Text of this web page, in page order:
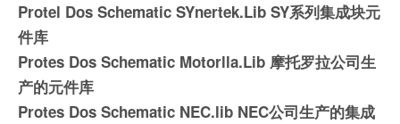
Protel Dos Schematic SYnertek.Lib SY系列集成块元
件库
Protes Dos Schematic Motorlla.Lib 摩托罗拉公司生
产的元件库
Protes Dos Schematic NEC.lib NEC公司生产的集成